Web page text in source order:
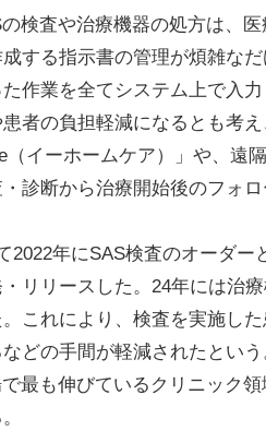
検査や治療機器の処方は、
する指示書の管理が煩雑な
作業を全てシステム上で入
者の負担軽減になるとも考
（イーホームケア）」や、
診断から治療開始後のフォ
2022年にSAS検査のオーダー
リリースした。24年には治
。これにより、検査を実施し
どの手間が軽減されたとい
最も伸びているクリニック